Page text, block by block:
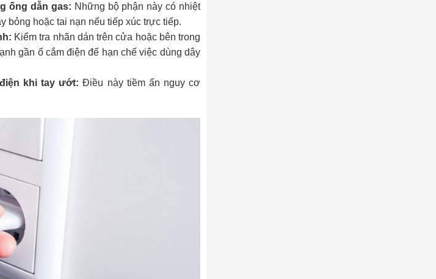
ống dẫn gas: Những bộ phận này có nhiệt
bỏng hoặc tai nạn nếu tiếp xúc trực tiếp.
Kiểm tra nhãn dán trên cửa hoặc bên trong
gần ổ cắm điện để hạn chế việc dùng dây
khi tay ướt: Điều này tiềm ẩn nguy cơ